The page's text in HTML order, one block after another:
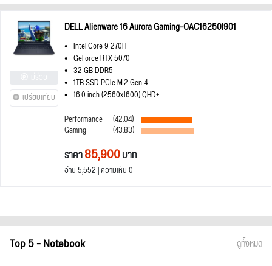
เปรียบเทียบ
DELL Alienware 16 Aurora Gaming-OAC16250I901
Intel Core 9 270H
GeForce RTX 5070
32 GB DDR5
1TB SSD PCIe M.2 Gen 4
16.0 inch (2560x1600) QHD+
Performance
(42.04)
Gaming (43.83)
ราคา85,900บาท
อ่าน 5,552 | ความเห็น 0
Top 5 - Notebook ดูทั้งหมด